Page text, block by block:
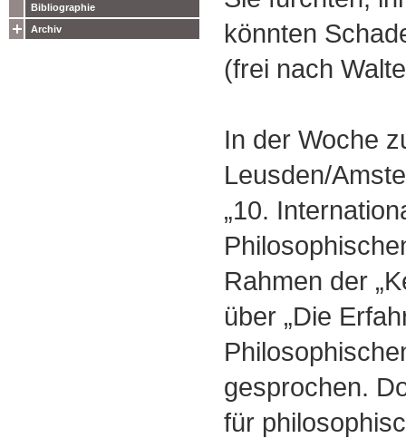
Bibliographie
Archiv
könnten
(frei nach
In der Woche
Leusden/
„10.
Rahmen der
über „Die
gesprochen.
für